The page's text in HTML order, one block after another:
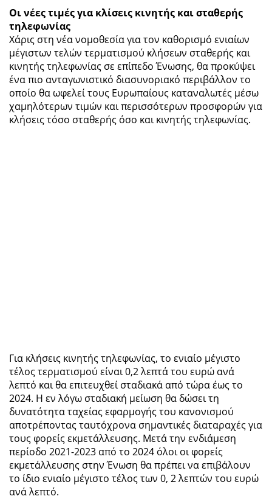
Οι νέες τιμές για κλίσεις κινητής και σταθερής
τηλεφωνίας
Χάρις στη νέα νομοθεσία για τον καθορισμό ενιαίων
μέγιστων τελών τερματισμού κλήσεων σταθερής και
κινητής τηλεφωνίας σε επίπεδο Ένωσης, θα προκύψει
ένα πιο ανταγωνιστικό διασυνοριακό περιβάλλον το
οποίο θα ωφελεί τους Ευρωπαίους καταναλωτές μέσω
χαμηλότερων τιμών και περισσότερων προσφορών για
κλήσεις τόσο σταθερής όσο και κινητής τηλεφωνίας.
Για κλήσεις κινητής τηλεφωνίας, το ενιαίο μέγιστο
τέλος τερματισμού είναι 0,2 λεπτά του ευρώ ανά
λεπτό και θα επιτευχθεί σταδιακά από τώρα έως το
2024. Η εν λόγω σταδιακή μείωση θα δώσει τη
δυνατότητα ταχείας εφαρμογής του κανονισμού
αποτρέποντας ταυτόχρονα σημαντικές διαταραχές για
τους φορείς εκμετάλλευσης. Μετά την ενδιάμεση
περίοδο 2021-2023 από το 2024 όλοι οι φορείς
εκμετάλλευσης στην Ένωση θα πρέπει να επιβάλουν
το ίδιο ενιαίο μέγιστο τέλος των 0, 2 λεπτών του ευρώ
ανά λεπτό.